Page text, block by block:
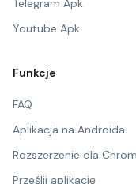
Telegram Apk
Youtube Apk
Funkcje
FAQ
Aplikacja na Androida
Rozszerzenie dla
Prześlij aplikację